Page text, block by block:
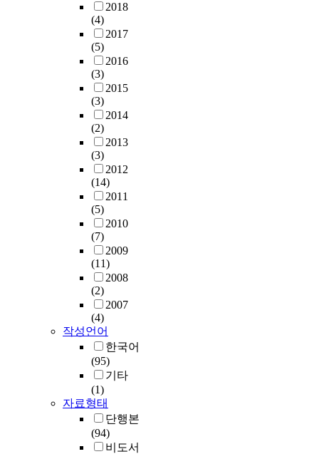
2018
(4)
2017
(5)
2016
(3)
2015
(3)
2014
(2)
2013
(3)
2012
(14)
2011
(5)
2010
(7)
2009
(11)
2008
(2)
2007
(4)
작성언어
한국어
(95)
기타
(1)
자료형태
단행본
(94)
비도서